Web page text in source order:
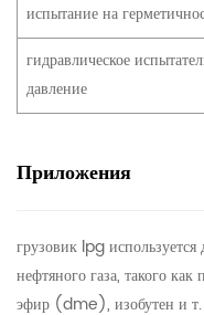
испытание на
гидравлическое
давление
Приложения
грузовик lpg
нефтяного газа, такого
эфир (dme), изобутен и